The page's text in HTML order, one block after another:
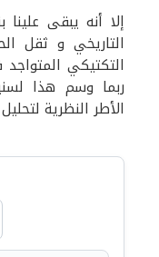
إلا أنه يبقى
التاريخي و ثقل
التكتيكي
ربما وسم هذا
الأطر النظرية